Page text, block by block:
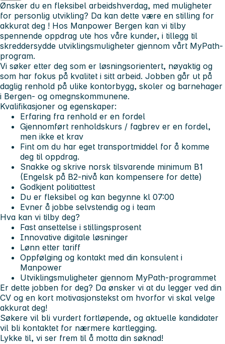
Ønsker du en fleksibel arbeidshverdag, med muligheter
for personlig utvikling? Da kan dette være en stilling for
akkurat deg ! Hos Manpower Bergen kan vi tilby
spennende oppdrag ute hos våre kunder, i tillegg til
skreddersydde utviklingsmuligheter gjennom vårt MyPath-
program.
Vi søker etter deg som er løsningsorientert, nøyaktig og
som har fokus på kvalitet i sitt arbeid. Jobben går ut på
daglig renhold på ulike kontorbygg, skoler og barnehager
i Bergen- og omegnskommunene.
Kvalifikasjoner og egenskaper:
Erfaring fra renhold er en fordel
Gjennomført renholdskurs / fagbrev er en fordel,
men ikke et krav
Fint om du har eget transportmiddel for å komme
deg til oppdrag.
Snakke og skrive norsk tilsvarende minimum B1
(Engelsk på B2-nivå kan kompensere for dette)
Godkjent politiattest
Du er fleksibel og kan begynne kl 07:00
Evner å jobbe selvstendig og i team
Hva kan vi tilby deg?
Fast ansettelse i stillingsprosent
Innovative digitale løsninger
Lønn etter tariff
Oppfølging og kontakt med din konsulent i
Manpower
Utviklingsmuligheter gjennom MyPath-programmet
Er dette jobben for deg? Da ønsker vi at du legger ved din
CV og en kort motivasjonstekst om hvorfor vi skal velge
akkurat deg!
Søkere vil bli vurdert fortløpende, og aktuelle kandidater
vil bli kontaktet for nærmere kartlegging.
Lykke til, vi ser frem til å motta din søknad!